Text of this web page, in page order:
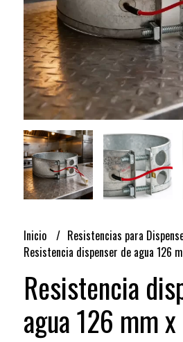
Inicio
Resistencias para
Resistencia dispenser de agua 126
Resistencia
agua 126 mm